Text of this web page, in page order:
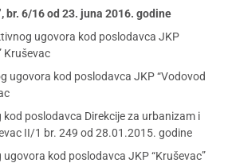
br. 6/16 od 23. juna 2016. godine
ugovora kod poslodavca JKP
Kruševac
ugovora kod poslodavca JKP “Vodovod
kod poslodavca Direkcije za urbanizam i
II/1 br. 249 od 28.01.2015. godine
kod poslodavca JKP “Kruševac”